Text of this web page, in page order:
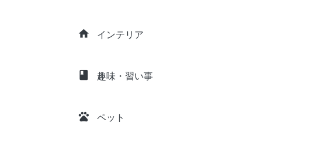
home インテリア
class 趣味・習い事
pets ペット